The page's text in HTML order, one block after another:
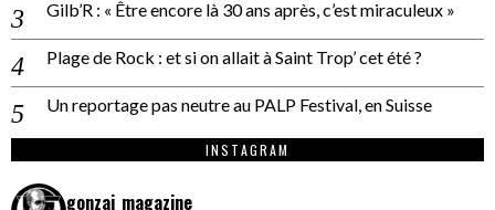
Gilb’R : « Être encore là 30 ans après, c’est miraculeux »
Plage de Rock : et si on allait à Saint Trop’ cet été ?
Un reportage pas neutre au PALP Festival, en Suisse
INSTAGRAM
gonzai_magazine